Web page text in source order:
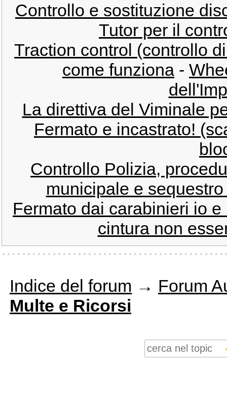
Controllo e sostituzione
Tutor per il
Traction control (controllo
come funziona -
La direttiva del Viminale
Fermato e incastrato!
Controllo Polizia,
municipale e
Fermato dai carabinieri io
cintura non
Indice del forum → Forum
Multe e Ricorsi